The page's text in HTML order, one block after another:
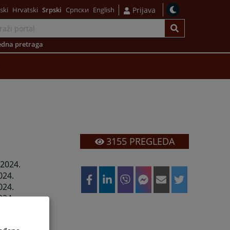
Hrvatski Srpski Српски English Prijava
pretraga
3155PREGLEDA